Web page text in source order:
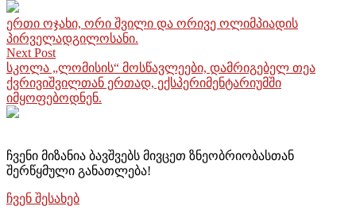
ერთი ოჯახი, ორი შვილი და ორივე ოლიმპიადის
პირველადგილოსანი.
Next Post
სკოლა „ლომისის“ მოსწავლეები, დამრიგებელ თეა
ქვრივიშვილთან ერთად, ექსპერიმენტარიუმში
იმყოფებოდნენ.
ჩვენი მიზანია ბავშვებს მივცეთ ზნეობრიობასთან
შერწყმული განათლება!
ჩვენ შესახებ